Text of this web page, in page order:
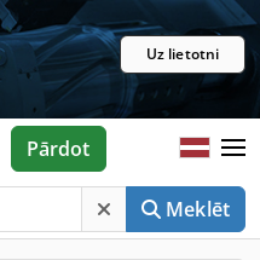
Uz lietotni
Meklēt
Pārdot